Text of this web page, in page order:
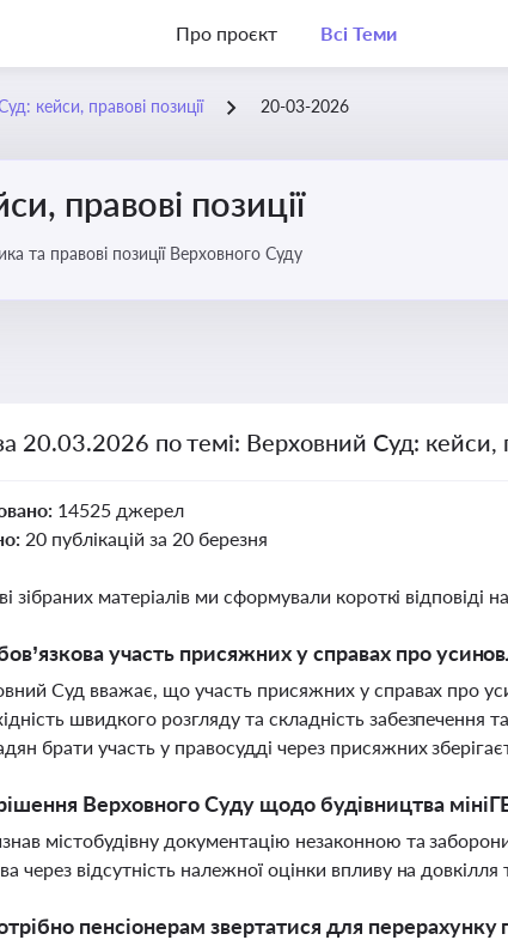
Про проєкт Всі Теми
кейси, правові позиції 20-03-2026
правові позиції
та правові позиції Верховного Суду
20.03.2026 по темі: Верховний Суд: кейси,
14525 джерел
20 публікацій за 20 березня
зібраних матеріалів ми сформували короткі відповіді
участь присяжних у справах про
Суд вважає, що участь присяжних у справах про
швидкого розгляду та складність
брати участь у правосудді через присяжних
Верховного Суду щодо будівництва
містобудівну документацію незаконною та
через відсутність належної оцінки впливу на
пенсіонерам звертатися для перерахунку